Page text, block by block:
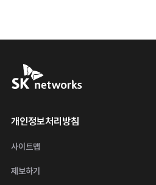
SK networks
운영 정책
개인정보처리방침
사이트맵
제보하기